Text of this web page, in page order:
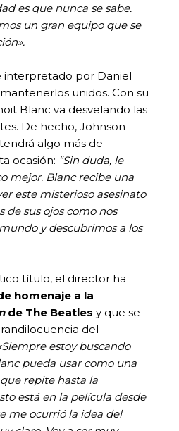
es que nunca se sabe.
un gran equipo que se
interpretado por Daniel
unidos. Con su
Blanc va desvelando las
De hecho, Johnson
algo más de
ocasión: “Sin duda, le
mejor. Blanc recibe una
este misterioso asesinato
de sus ojos como nos
y descubrimos a los
título, el director ha
homenaje a la
de The Beatles y que se
del
estoy buscando
pueda usar como una
repite hasta la
está en la película desde
me ocurrió la idea del